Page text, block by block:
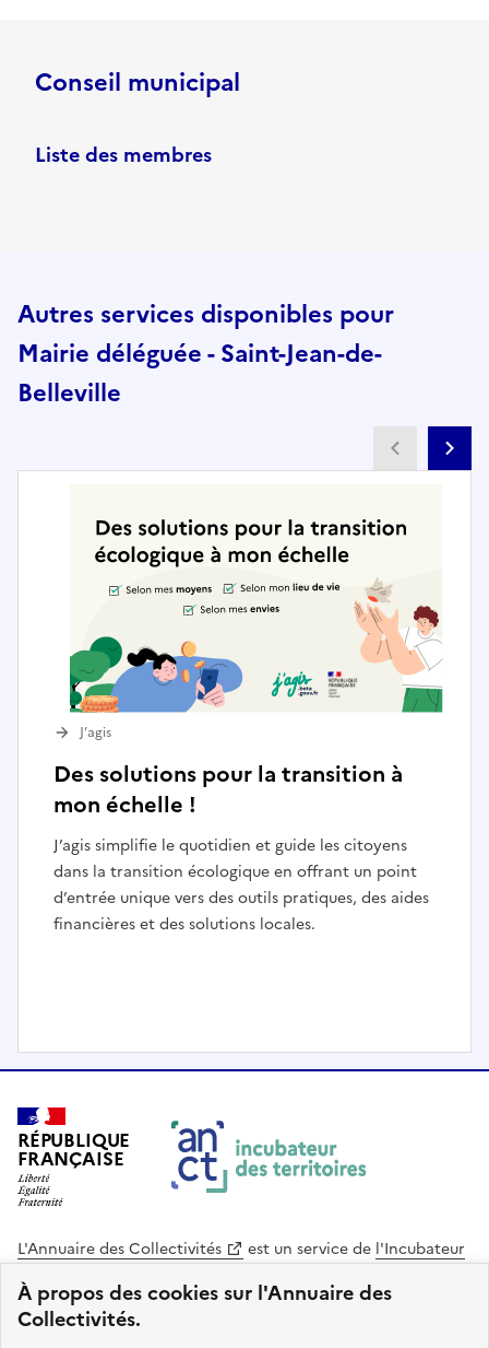
À propos des cookies sur l'Annuaire des
Collectivités.
Conseil municipal
Liste des membres
Autres services disponibles pour
Mairie déléguée - Saint-Jean-de-
Belleville
Des solutions pour la transition à
mon échelle !
J’agis simplifie le quotidien et guide les citoyens
dans la transition écologique en offrant un point
d’entrée unique vers des outils pratiques, des aides
financières et des solutions locales.
J’agis
I
m
1
o
3
RÉPUBLIQUE
FRANÇAISE
L'Annuaire des Collectivités est un service de l'Incubateur
des Territoires
Cohésion des Territoires
. Le code source de ce site web
est disponible en licence libre. Le design de ce site est conçu